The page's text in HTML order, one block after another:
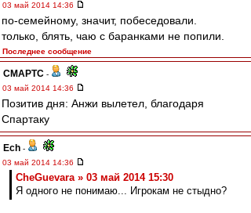
03 май 2014 14:36
по-семейному, значит, побеседовали.
только, блять, чаю с баранками не попили.
Последнее сообщение
СМАРТС -
03 май 2014 14:36
Позитив дня: Анжи вылетел, благодаря
Спартаку
Ech -
03 май 2014 14:36
CheGuevara » 03 май 2014 15:30
Я одного не понимаю... Игрокам не стыдно?